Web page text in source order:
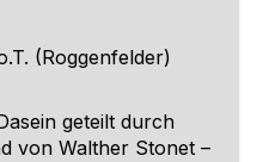
(Roggenfelder)
geteilt durch
von Walther Stonet –